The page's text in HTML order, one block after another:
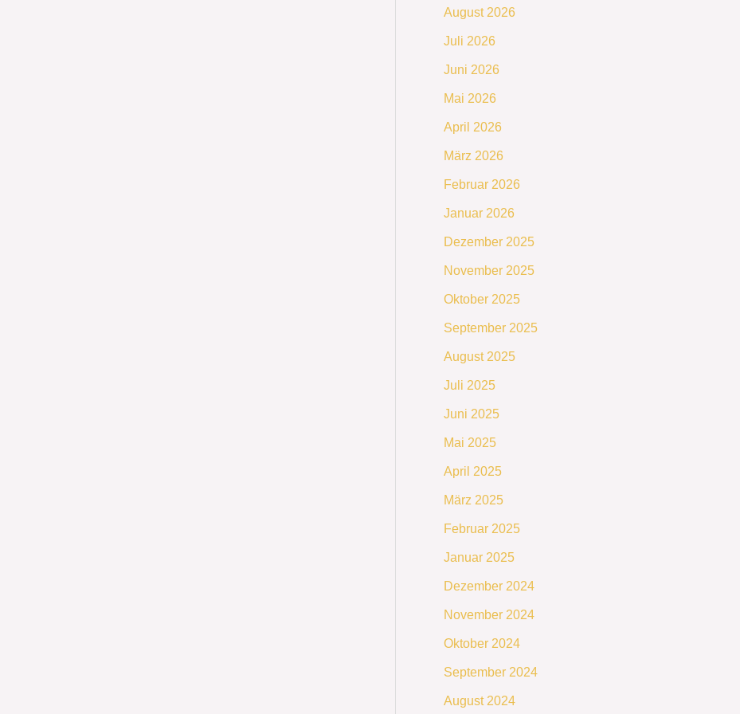
August 2026
Juli 2026
Juni 2026
Mai 2026
April 2026
März 2026
Februar 2026
Januar 2026
Dezember 2025
November 2025
Oktober 2025
September 2025
August 2025
Juli 2025
Juni 2025
Mai 2025
April 2025
März 2025
Februar 2025
Januar 2025
Dezember 2024
November 2024
Oktober 2024
September 2024
August 2024